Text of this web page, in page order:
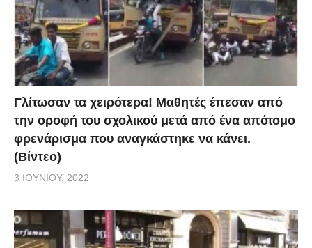
Γλίτωσαν τα χειρότερα! Μαθητές έπεσαν από
την οροφή του σχολικού μετά από ένα απότομο
φρενάρισμα που αναγκάστηκε να κάνει.
(Βίντεο)
3 ΙΟΥΝΊΟΥ, 2022